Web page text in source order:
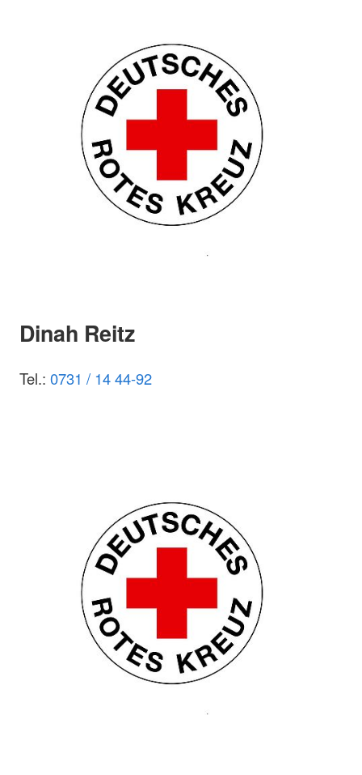
Dinah Reitz
Tel.: 0731 / 14 44-92